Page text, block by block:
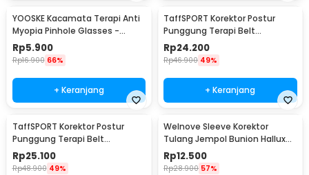
YOOSKE Kacamata Terapi Anti
Myopia Pinhole Glasses -
D11301
Rp5.900
Rp16.900 66%
+ Keranjang
TaffSPORT Korektor Postur
Punggung Terapi Belt
Magnetic L - T025
Rp24.200
Rp46.900 49%
+ Keranjang
TaffSPORT Korektor Postur
Punggung Terapi Belt
Magnetic XL - T025
Rp25.100
Rp48.900 49%
Welnove Sleeve Korektor
Tulang Jempol Bunion Hallux
Orthotics - CSQ1408
Rp12.500
Rp28.900 57%